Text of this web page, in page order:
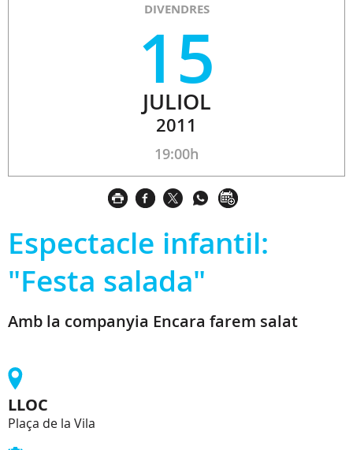
DIVENDRES
15
JULIOL
2011
19:00h
Espectacle infantil:
"Festa salada"
Amb la companyia Encara farem salat
LLOC
Plaça de la Vila